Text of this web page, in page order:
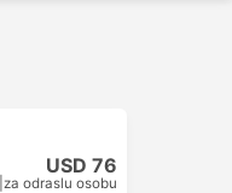
USD 76
za odraslu osobu